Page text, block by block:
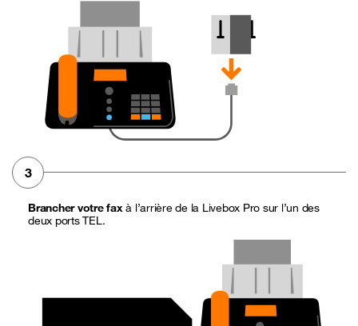
3
Brancher votre faxà l’arrière de la Livebox Pro sur l’un des
deux ports TEL.